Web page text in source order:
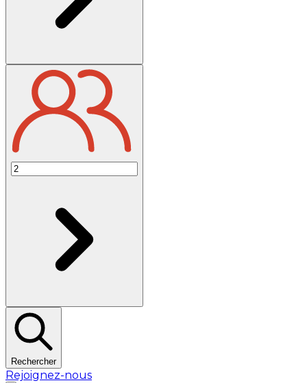
Rechercher
Rejoignez-nous